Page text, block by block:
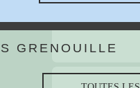
GRENOUILLE